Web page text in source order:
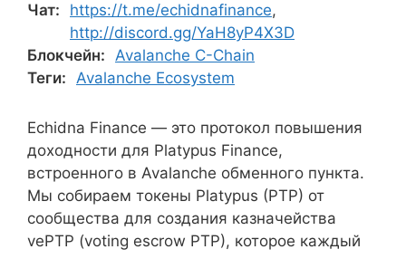
Чат: https://t.me/echidnafinance,
http://discord.gg/YaH8yP4X3D
Блокчейн: Avalanche C-Chain
Теги: Avalanche Ecosystem
Echidna Finance — это протокол повышения
доходности для Platypus Finance,
встроенного в Avalanche обменного пункта.
Мы собираем токены Platypus (PTP) от
сообщества для создания казначейства
vePTP (voting escrow PTP), которое каждый